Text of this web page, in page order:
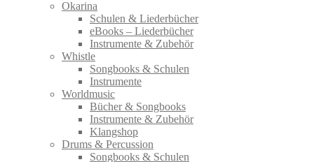
Okarina
Schulen & Liederbücher
eBooks – Liederbücher
Instrumente & Zubehör
Whistle
Songbooks & Schulen
Instrumente
Worldmusic
Bücher & Songbooks
Instrumente & Zubehör
Klangshop
Drums & Percussion
Songbooks & Schulen